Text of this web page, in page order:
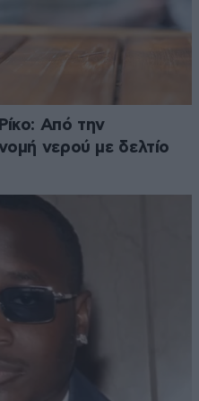
Από την
νερού με δελτίο